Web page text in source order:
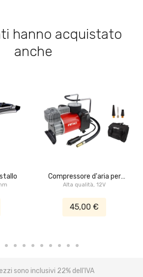
hanno acquistato
anche
Compressore d'aria per
auto
Alta qualità, 12V
45,00 €
sono inclusivi 22% dell'IVA